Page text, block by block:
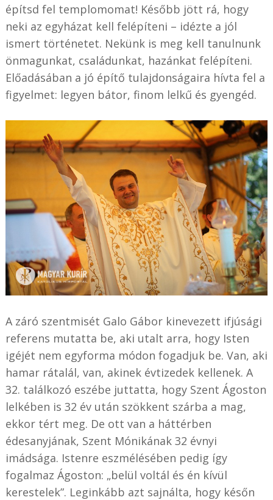
építsd fel templomomat! Később jött rá, hogy
neki az egyházat kell felépíteni – idézte a jól
ismert történetet. Nekünk is meg kell tanulnunk
önmagunkat, családunkat, hazánkat felépíteni.
Előadásában a jó építő tulajdonságaira hívta fel a
figyelmet: legyen bátor, finom lelkű és gyengéd.
A záró szentmisét Galo Gábor kinevezett ifjúsági
referens mutatta be, aki utalt arra, hogy Isten
igéjét nem egyforma módon fogadjuk be. Van, aki
hamar rátalál, van, akinek évtizedek kellenek. A
32. találkozó eszébe juttatta, hogy Szent Ágoston
lelkében is 32 év után szökkent szárba a mag,
ekkor tért meg. De ott van a háttérben
édesanyjának, Szent Mónikának 32 évnyi
imádsága. Istenre eszmélésében pedig így
fogalmaz Ágoston: „belül voltál és én kívül
kerestelek”. Leginkább azt sajnálta, hogy későn